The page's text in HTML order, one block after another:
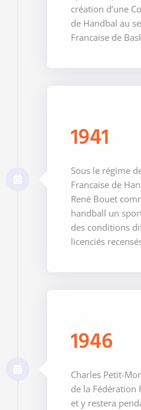
création d’une
de Handbal au
Francaise de
1941
Sous le régime
Francaise de
René Bouet
handball un
des conditions
licenciés
1946
Charles Petit-
de la Fédération
et y restera